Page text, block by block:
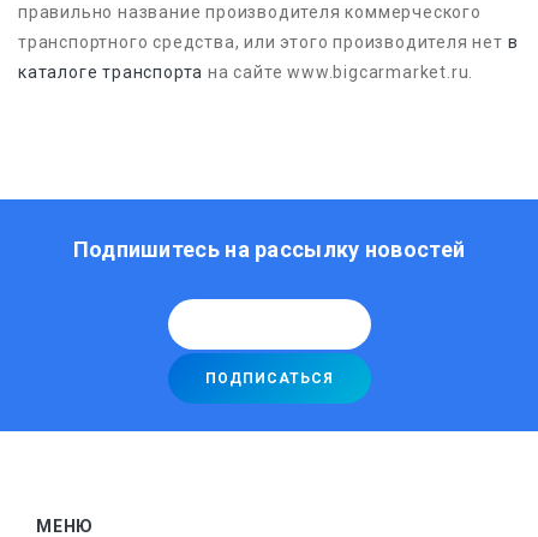
правильно название производителя коммерческого
транспортного средства, или этого производителя нет в
каталоге транспорта на сайте www.bigcarmarket.ru.
Подпишитесь на рассылку новостей
МЕНЮ